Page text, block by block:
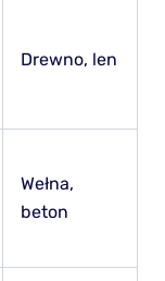
Drewno, len
Wełna,
beton